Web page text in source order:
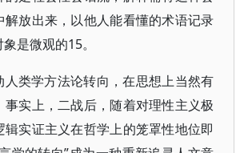
解放出来，以他人能看懂的术语记录
是微观的15。
人类学方法论转向，在思想上当然有
事实上，二战后，随着对理性主义极
实证主义在哲学上的笼罩性地位即